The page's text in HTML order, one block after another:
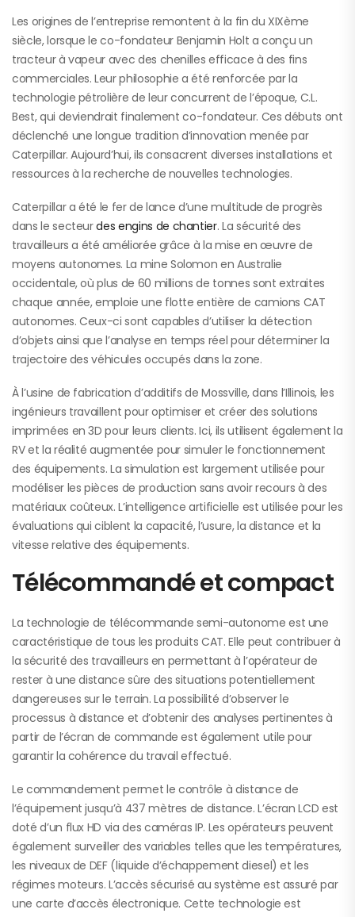
Les origines de l’entreprise remontent à la fin du XIXème
siècle, lorsque le co-fondateur Benjamin Holt a conçu un
tracteur à vapeur avec des chenilles efficace à des fins
commerciales. Leur philosophie a été renforcée par la
technologie pétrolière de leur concurrent de l’époque, C.L.
Best, qui deviendrait finalement co-fondateur. Ces débuts ont
déclenché une longue tradition d’innovation menée par
Caterpillar. Aujourd’hui, ils consacrent diverses installations et
ressources à la recherche de nouvelles technologies.
Caterpillar a été le fer de lance d’une multitude de progrès
dans le secteurdes engins de chantier. La sécurité des
travailleurs a été améliorée grâce à la mise en œuvre de
moyens autonomes. La mine Solomon en Australie
occidentale, où plus de 60 millions de tonnes sont extraites
chaque année, emploie une flotte entière de camions CAT
autonomes. Ceux-ci sont capables d’utiliser la détection
d’objets ainsi que l’analyse en temps réel pour déterminer la
trajectoire des véhicules occupés dans la zone.
À l’usine de fabrication d’additifs de Mossville, dans l’Illinois, les
ingénieurs travaillent pour optimiser et créer des solutions
imprimées en 3D pour leurs clients. Ici, ils utilisent également la
RV et la réalité augmentée pour simuler le fonctionnement
des équipements. La simulation est largement utilisée pour
modéliser les pièces de production sans avoir recours à des
matériaux coûteux. L’intelligence artificielle est utilisée pour les
évaluations qui ciblent la capacité, l’usure, la distance et la
vitesse relative des équipements.
Télécommandé et compact
La technologie de télécommande semi-autonome est une
caractéristique de tous les produits CAT. Elle peut contribuer à
la sécurité des travailleurs en permettant à l’opérateur de
rester à une distance sûre des situations potentiellement
dangereuses sur le terrain. La possibilité d’observer le
processus à distance et d’obtenir des analyses pertinentes à
partir de l’écran de commande est également utile pour
garantir la cohérence du travail effectué.
Le commandement permet le contrôle à distance de
l’équipement jusqu’à 437 mètres de distance. L’écran LCD est
doté d’un flux HD via des caméras IP. Les opérateurs peuvent
également surveiller des variables telles que les températures,
les niveaux de DEF (liquide d’échappement diesel) et les
régimes moteurs. L’accès sécurisé au système est assuré par
une carte d’accès électronique. Cette technologie est